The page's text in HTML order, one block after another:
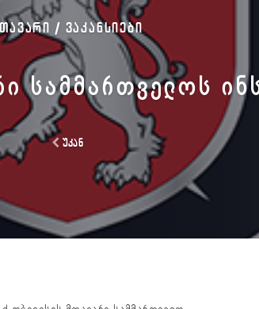
/ ᲕᲐᲙᲐᲜᲡᲘᲔᲑᲘ
ᲡᲐᲛᲛᲐᲠᲗᲕᲔᲚᲝᲡ
უკან